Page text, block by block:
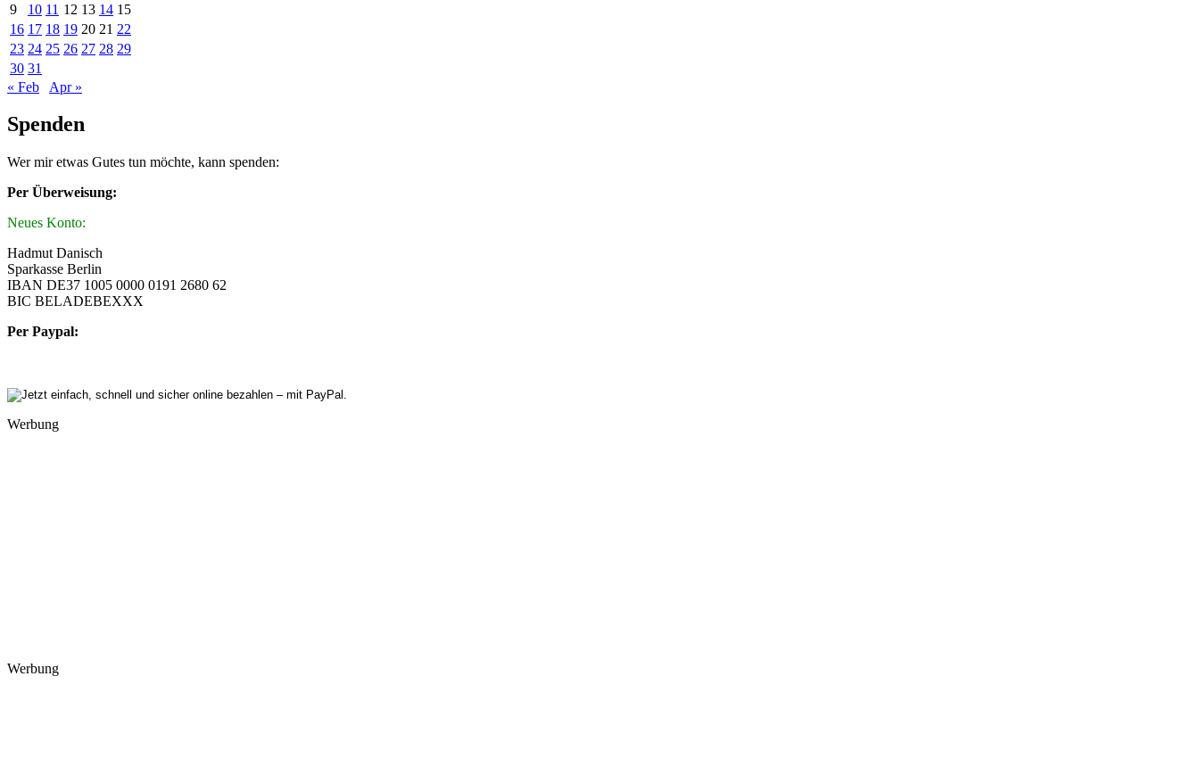
9
10 11 12 13 14 15
16 17 18 19 20 21 22
23 24 25 26 27 28 29
30 31
« Feb
Apr »
Spenden
Wer mir etwas Gutes tun möchte, kann spenden:
Per Überweisung:
Neues Konto:
Hadmut Danisch
Sparkasse Berlin
IBAN DE37 1005 0000 0191 2680 62
BIC BELADEBEXXX
Per Paypal:
Werbung
Werbung